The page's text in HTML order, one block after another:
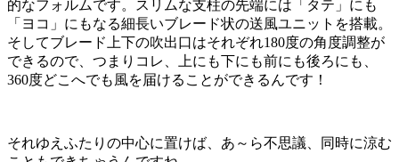
的なフォルムです。スリムな支柱の先端には「タテ」にも
「ヨコ」にもなる細長いブレード状の送風ユニットを搭載。
そしてブレード上下の吹出口はそれぞれ180度の角度調整が
できるので、つまりコレ、上にも下にも前にも後ろにも、
360度どこへでも風を届けることができるんです！
それゆえふたりの中心に置けば、あ～ら不思議、同時に涼む